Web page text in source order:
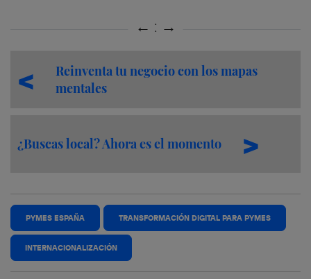
Reinventa tu negocio con los mapas
mentales
¿Buscas local? Ahora es el momento
PYMES ESPAÑA TRANSFORMACIÓN DIGITAL PARA PYMES
INTERNACIONALIZACIÓN